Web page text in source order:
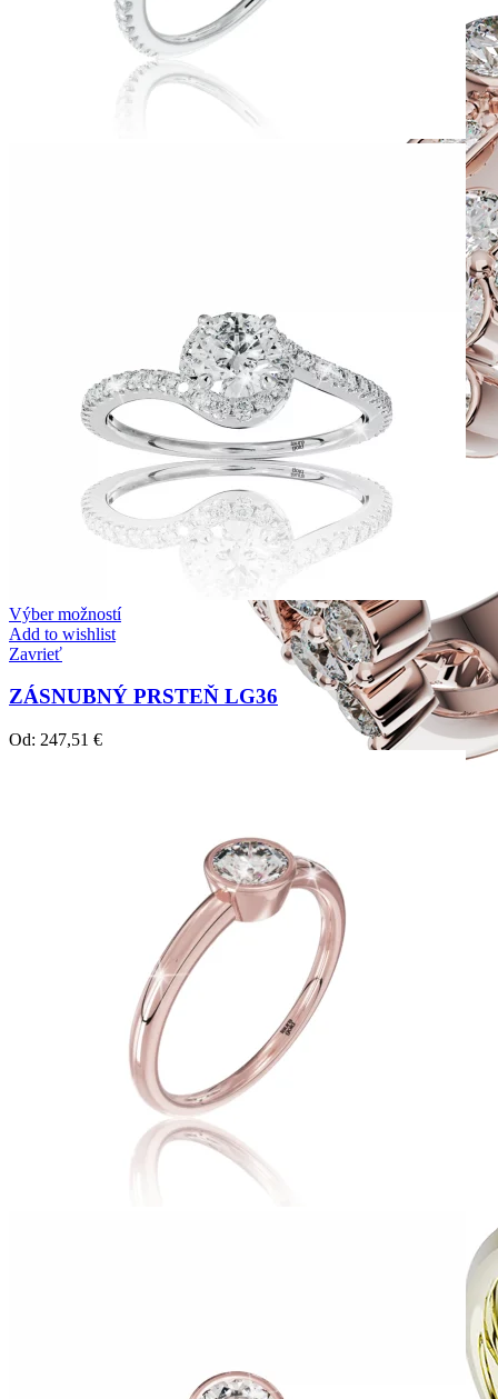
Zásnubné prstne z kolekcie Twin Rings.
Svadobné obrúčky
Výber možností
Add to wishlist
Zavrieť
ZÁSNUBNÝ PRSTEŇ LG36
Od: 247,51 €